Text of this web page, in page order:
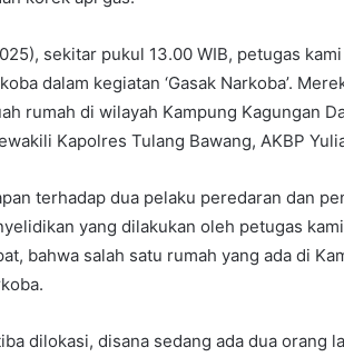
sekitar pukul 13.00 WIB, petugas
dalam kegiatan ‘Gasak Narkoba’.
rumah di wilayah Kampung Kagungan
Kapolres Tulang Bawang, AKBP
terhadap dua pelaku peredaran dan
yang dilakukan oleh petugas
bahwa salah satu rumah yang ada di
dilokasi, disana sedang ada dua orang